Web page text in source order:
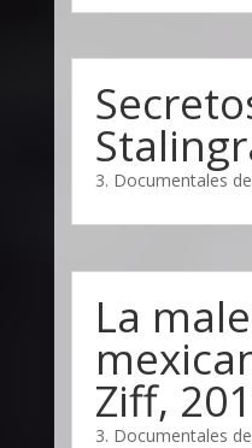
3. Documentales
La
Ziff,
3. Documentales